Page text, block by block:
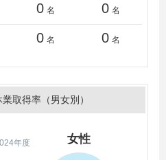
0 名 0 名
0 名 0 名
取得率（男女別）
年度 女性